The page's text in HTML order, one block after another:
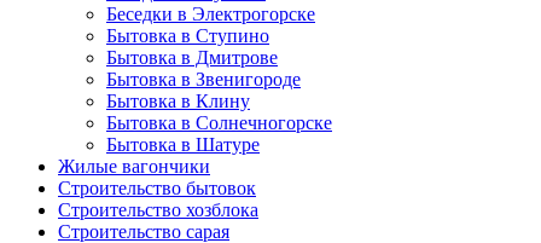
Беседки в Электрогорске
Бытовка в Ступино
Бытовка в Дмитрове
Бытовка в Звенигороде
Бытовка в Клину
Бытовка в Солнечногорске
Бытовка в Шатуре
Жилые вагончики
Строительство бытовок
Строительство хозблока
Строительство сарая